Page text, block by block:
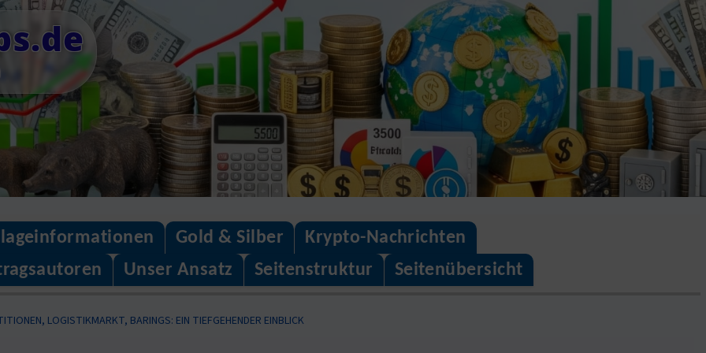
Gold & Silber
Krypto-Nachrichten
Unser Ansatz Seitenstruktur Seitenübersicht
LOGISTIKMARKT, BARINGS: EIN TIEFGEHENDER EINBLICK